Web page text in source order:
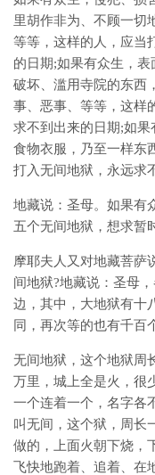
里胡作非为、不顾一切
等等，这样的人，应当
的日期;如果有众生，表
破坏、滥用寺院的东西
事、恶事、等等，这样
求不到出来的日期;如果
食物衣服，乃至一样东
打入无间地狱，永远求
地藏说：圣母。如果有
五个无间地狱，想求暂
摩耶夫人又对地藏菩萨
间地狱?地藏说：圣母
边，其中，大地狱有十
同，再次等的也有千百
无间地狱，这个地狱周
万里，城上全是火，很
一个连着一个，名字各
叫无间，这个狱，周长
做的，上面火朝下烧，
飞快地跑着、追着、在